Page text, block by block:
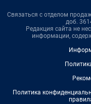
Связаться с отделом
доб.
Редакция сайта не
информации,
Политика